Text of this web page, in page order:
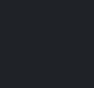
नेपाली